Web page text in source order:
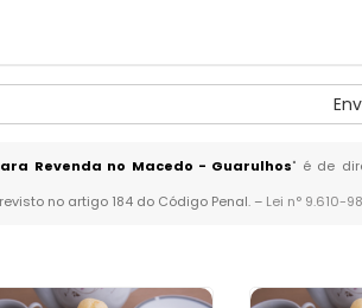
Revenda no Macedo - Guarulhos" é de
no artigo 184 do Código Penal. – Lei n° 9.610-